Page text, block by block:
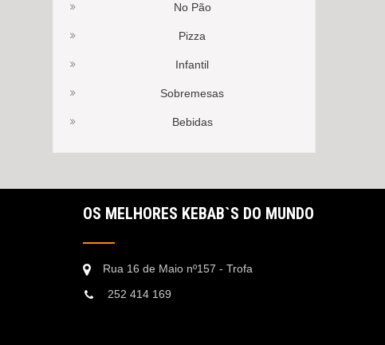
No Pão
Pizza
Infantil
Sobremesas
Bebidas
OS MELHORES KEBAB`S DO MUNDO
Rua 16 de Maio nº157 - Trofa
252 414 169